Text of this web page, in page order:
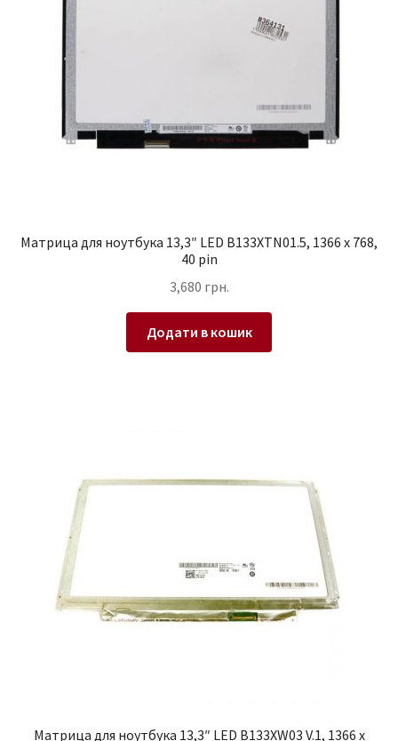
Матрица для ноутбука 13,3″ LED B133XTN01.5, 1366 x 768,
40 pin
3,680 грн.
Додати в кошик
Матрица для ноутбука 13,3″ LED B133XW03 V.1, 1366 x